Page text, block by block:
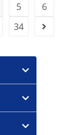
5
6
34 次のペ